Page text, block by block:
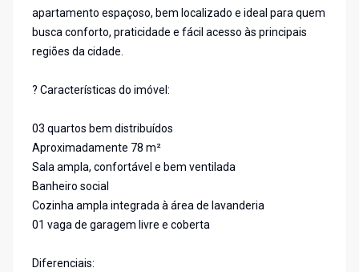
apartamento espaçoso, bem localizado e ideal para quem
busca conforto, praticidade e fácil acesso às principais
regiões da cidade.
? Características do imóvel:
03 quartos bem distribuídos
Aproximadamente 78 m²
Sala ampla, confortável e bem ventilada
Banheiro social
Cozinha ampla integrada à área de lavanderia
01 vaga de garagem livre e coberta
Diferenciais: